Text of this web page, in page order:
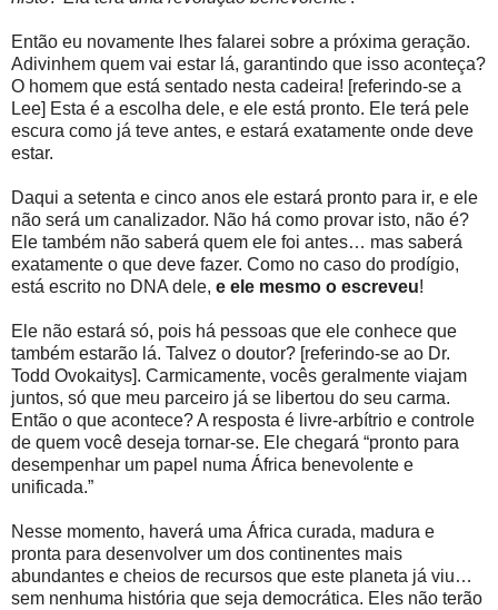
Então eu novamente lhes falarei sobre a próxima geração.
Adivinhem quem vai estar lá, garantindo que isso aconteça?
O homem que está sentado nesta cadeira! [referindo-se a
Lee] Esta é a escolha dele, e ele está pronto. Ele terá pele
escura como já teve antes, e estará exatamente onde deve
estar.
Daqui a setenta e cinco anos ele estará pronto para ir, e ele
não será um canalizador. Não há como provar isto, não é?
Ele também não saberá quem ele foi antes… mas saberá
exatamente o que deve fazer. Como no caso do prodígio,
está escrito no DNA dele, e ele mesmo o escreveu!
Ele não estará só, pois há pessoas que ele conhece que
também estarão lá. Talvez o doutor? [referindo-se ao Dr.
Todd Ovokaitys]. Carmicamente, vocês geralmente viajam
juntos, só que meu parceiro já se libertou do seu carma.
Então o que acontece? A resposta é livre-arbítrio e controle
de quem você deseja tornar-se. Ele chegará “pronto para
desempenhar um papel numa África benevolente e
unificada.”
Nesse momento, haverá uma África curada, madura e
pronta para desenvolver um dos continentes mais
abundantes e cheios de recursos que este planeta já viu…
sem nenhuma história que seja democrática. Eles não terão